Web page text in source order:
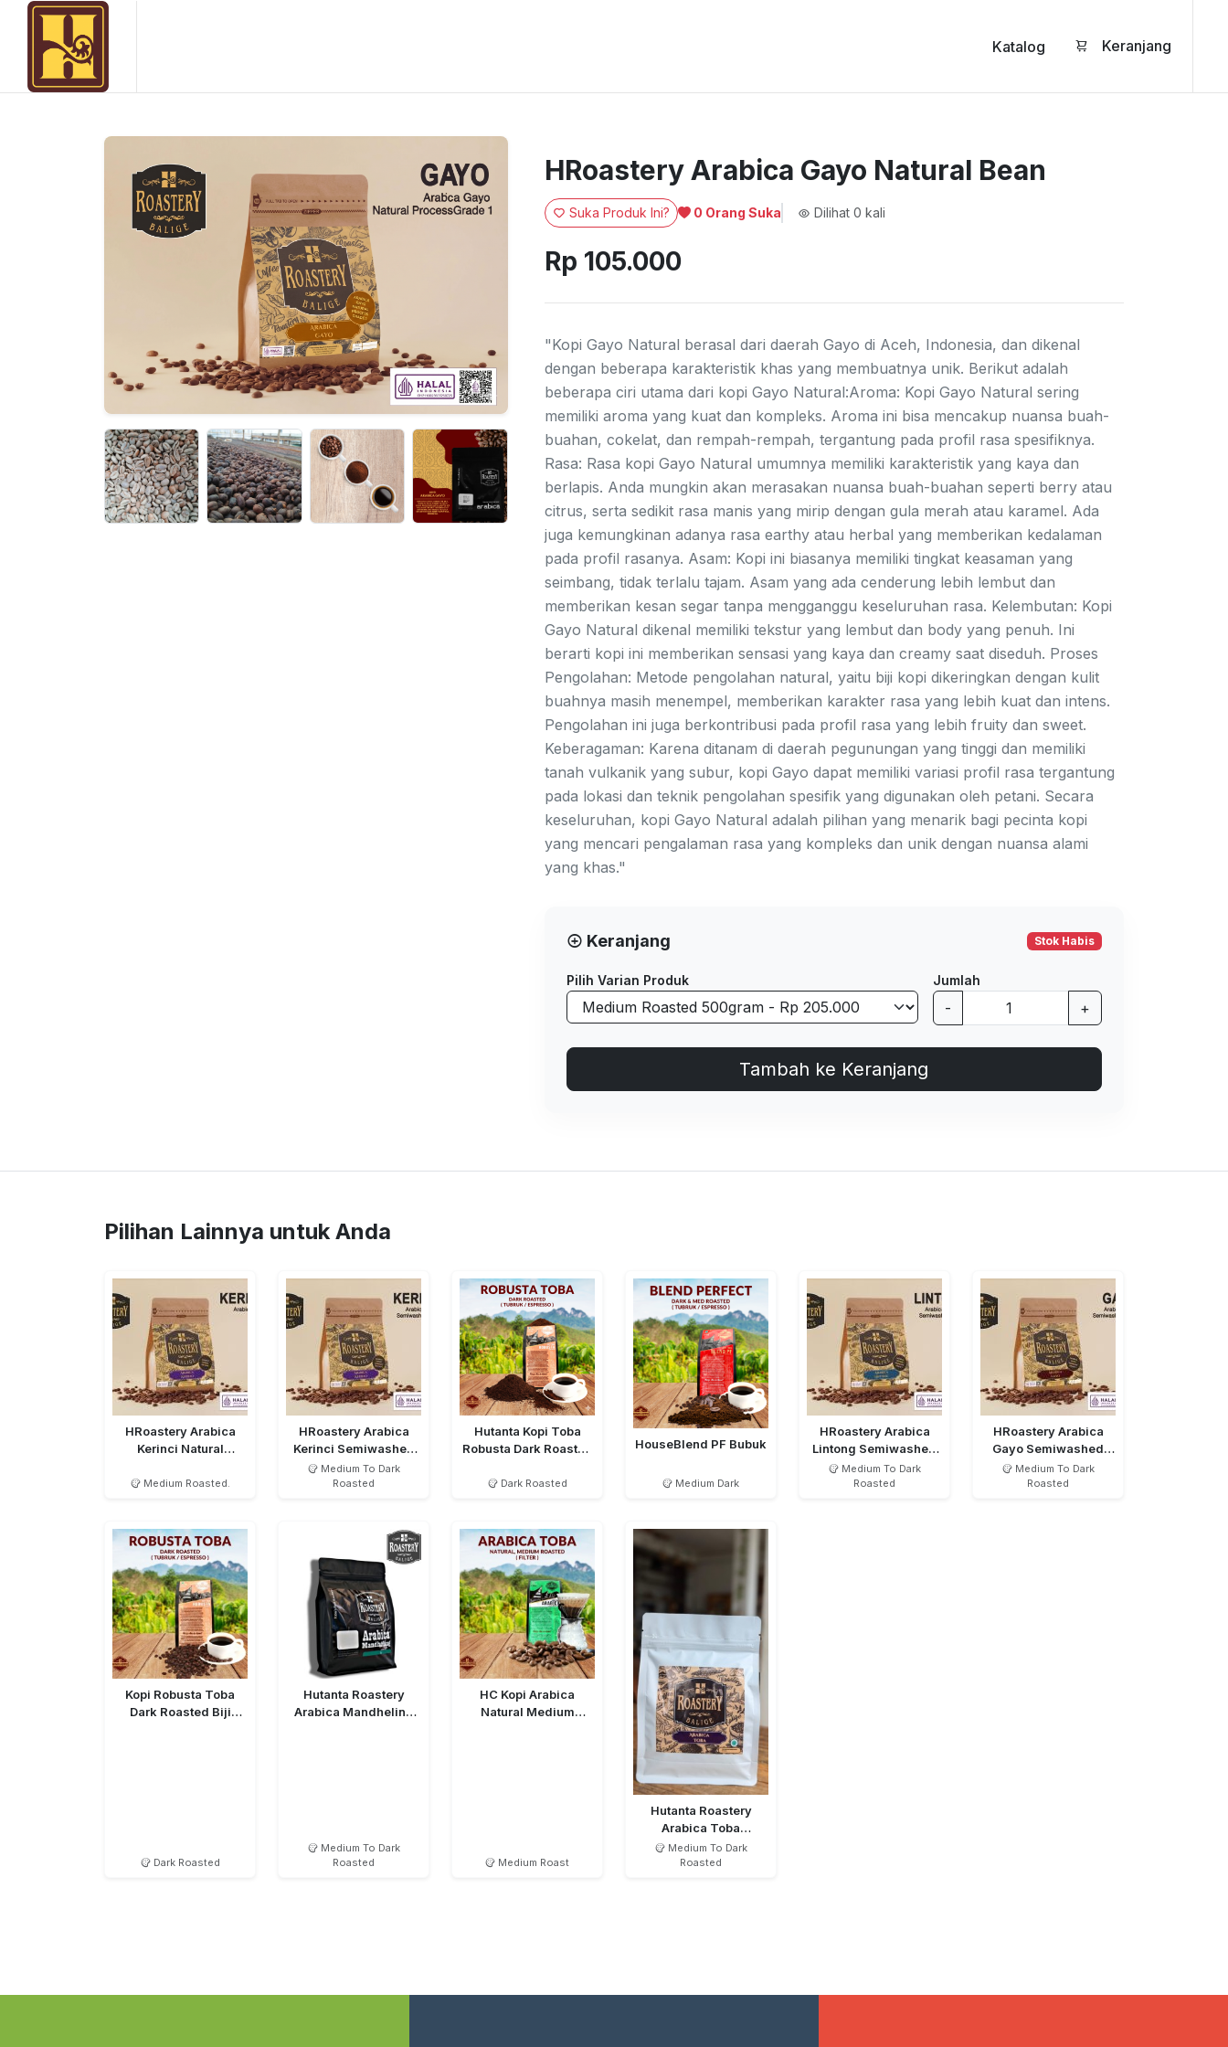
Katalog Keranjang
HRoastery Arabica Gayo Natural Bean
Suka Produk Ini? 0 Orang Suka Dilihat 0 kali
Rp 105.000
"Kopi Gayo Natural berasal dari daerah Gayo di Aceh, Indonesia, dan dikenal
dengan beberapa karakteristik khas yang membuatnya unik. Berikut adalah
beberapa ciri utama dari kopi Gayo Natural:Aroma: Kopi Gayo Natural sering
memiliki aroma yang kuat dan kompleks. Aroma ini bisa mencakup nuansa buah-
buahan, cokelat, dan rempah-rempah, tergantung pada profil rasa spesifiknya.
Rasa: Rasa kopi Gayo Natural umumnya memiliki karakteristik yang kaya dan
berlapis. Anda mungkin akan merasakan nuansa buah-buahan seperti berry atau
citrus, serta sedikit rasa manis yang mirip dengan gula merah atau karamel. Ada
juga kemungkinan adanya rasa earthy atau herbal yang memberikan kedalaman
pada profil rasanya. Asam: Kopi ini biasanya memiliki tingkat keasaman yang
seimbang, tidak terlalu tajam. Asam yang ada cenderung lebih lembut dan
memberikan kesan segar tanpa mengganggu keseluruhan rasa. Kelembutan: Kopi
Gayo Natural dikenal memiliki tekstur yang lembut dan body yang penuh. Ini
berarti kopi ini memberikan sensasi yang kaya dan creamy saat diseduh. Proses
Pengolahan: Metode pengolahan natural, yaitu biji kopi dikeringkan dengan kulit
buahnya masih menempel, memberikan karakter rasa yang lebih kuat dan intens.
Pengolahan ini juga berkontribusi pada profil rasa yang lebih fruity dan sweet.
Keberagaman: Karena ditanam di daerah pegunungan yang tinggi dan memiliki
tanah vulkanik yang subur, kopi Gayo dapat memiliki variasi profil rasa tergantung
pada lokasi dan teknik pengolahan spesifik yang digunakan oleh petani. Secara
keseluruhan, kopi Gayo Natural adalah pilihan yang menarik bagi pecinta kopi
yang mencari pengalaman rasa yang kompleks dan unik dengan nuansa alami
yang khas."
Keranjang Stok Habis
Pilih Varian Produk Jumlah
- +
Tambah ke Keranjang
Pilihan Lainnya untuk Anda
HRoastery Arabica
Kerinci Natural
Medium Roasted.
HRoastery Arabica
Kerinci Semiwashed
MTD
Medium To Dark
Roasted
Hutanta Kopi Toba
Robusta Dark Roasted
Dark Roasted
HouseBlend PF Bubuk
Medium Dark
HRoastery Arabica
Lintong Semiwashed
MTD
Medium To Dark
Roasted
HRoastery Arabica
Gayo Semiwashed
MTD Bean
Medium To Dark
Roasted
Kopi Robusta Toba
Dark Roasted Biji
Dark Roasted
Hutanta Roastery
Arabica Mandheling
Medium To Dark
Roasted
HC Kopi Arabica
Natural Medium
Medium Roast
Hutanta Roastery
Arabica Toba
Semiwashed MTD
Medium To Dark
Roasted